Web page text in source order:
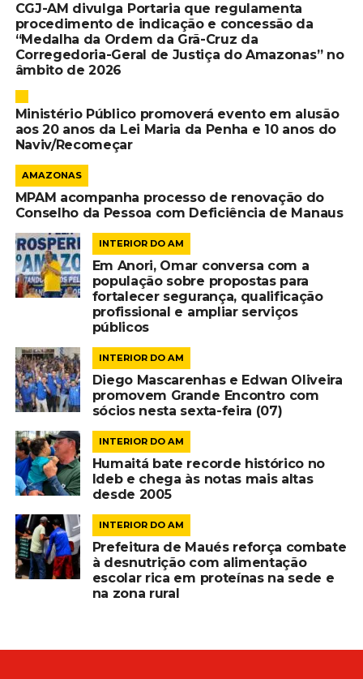
CGJ-AM divulga Portaria que regulamenta
procedimento de indicação e concessão da
“Medalha da Ordem da Grã-Cruz da
Corregedoria-Geral de Justiça do Amazonas” no
âmbito de 2026
Ministério Público promoverá evento em alusão
aos 20 anos da Lei Maria da Penha e 10 anos do
Naviv/Recomeçar
AMAZONAS
MPAM acompanha processo de renovação do
Conselho da Pessoa com Deficiência de Manaus
INTERIOR DO AM
Em Anori, Omar conversa com a
população sobre propostas para
fortalecer segurança, qualificação
profissional e ampliar serviços
públicos
INTERIOR DO AM
Diego Mascarenhas e Edwan Oliveira
promovem Grande Encontro com
sócios nesta sexta-feira (07)
INTERIOR DO AM
Humaitá bate recorde histórico no
Ideb e chega às notas mais altas
desde 2005
INTERIOR DO AM
Prefeitura de Maués reforça combate
à desnutrição com alimentação
escolar rica em proteínas na sede e
na zona rural